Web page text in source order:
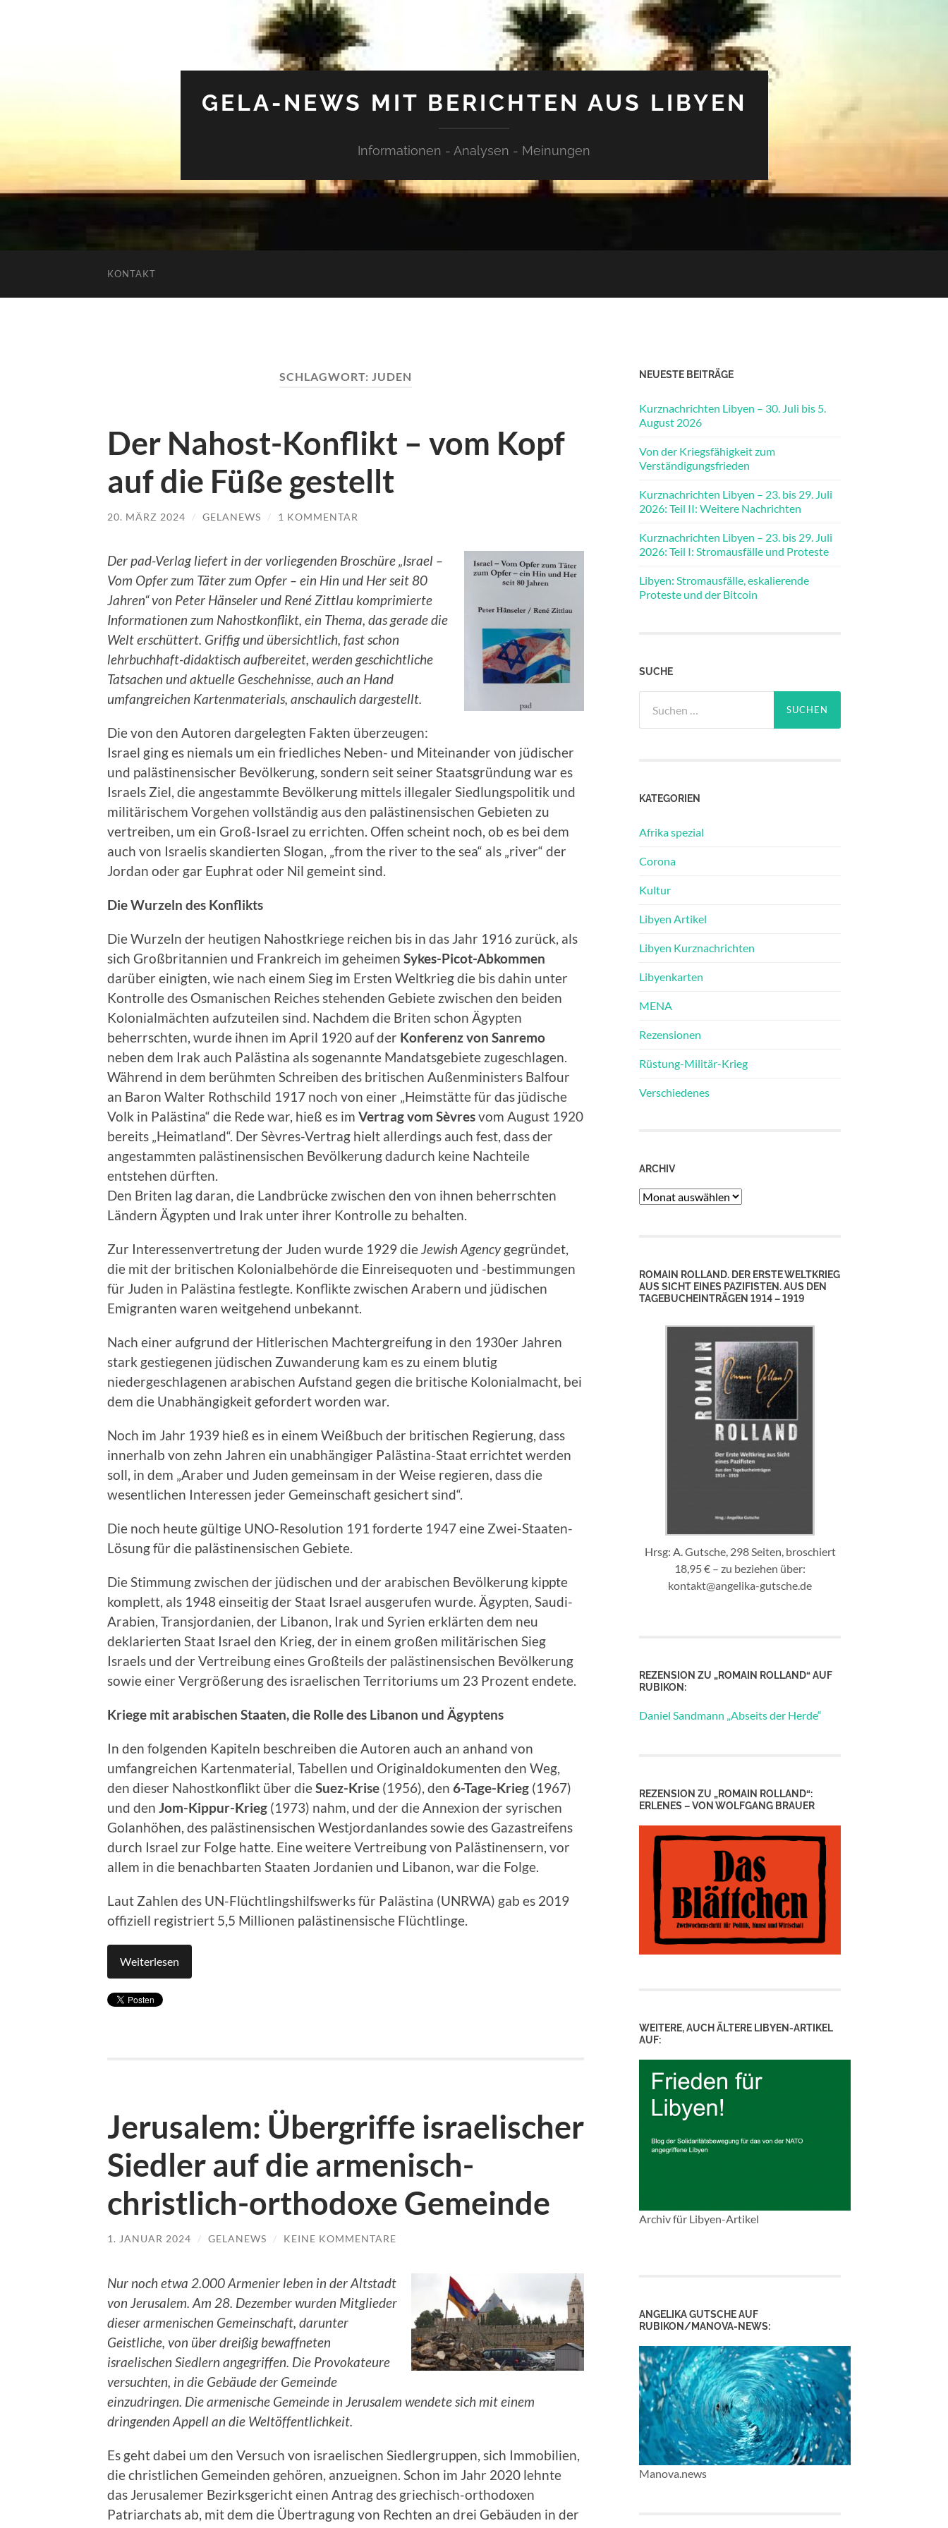
GELA-NEWS MIT BERICHTEN AUS LIBYEN
Informationen - Analysen - Meinungen
KONTAKT
SCHLAGWORT: JUDEN
Der Nahost-Konflikt – vom Kopf
auf die Füße gestellt
20. MÄRZ 2024 / GELANEWS / 1 KOMMENTAR
Der pad-Verlag liefert in der vorliegenden Broschüre „Israel –
Vom Opfer zum Täter zum Opfer – ein Hin und Her seit 80
Jahren“ von Peter Hänseler und René Zittlau komprimierte
Informationen zum Nahostkonflikt, ein Thema, das gerade die
Welt erschüttert. Griffig und übersichtlich, fast schon
lehrbuchhaft-didaktisch aufbereitet, werden geschichtliche
Tatsachen und aktuelle Geschehnisse, auch an Hand
umfangreichen Kartenmaterials, anschaulich dargestellt.
Die von den Autoren dargelegten Fakten überzeugen:
Israel ging es niemals um ein friedliches Neben- und Miteinander von jüdischer
und palästinensischer Bevölkerung, sondern seit seiner Staatsgründung war es
Israels Ziel, die angestammte Bevölkerung mittels illegaler Siedlungspolitik und
militärischem Vorgehen vollständig aus den palästinensischen Gebieten zu
vertreiben, um ein Groß-Israel zu errichten. Offen scheint noch, ob es bei dem
auch von Israelis skandierten Slogan, „from the river to the sea“ als „river“ der
Jordan oder gar Euphrat oder Nil gemeint sind.
Die Wurzeln des Konflikts
Die Wurzeln der heutigen Nahostkriege reichen bis in das Jahr 1916 zurück, als
sich Großbritannien und Frankreich im geheimen Sykes-Picot-Abkommen
darüber einigten, wie nach einem Sieg im Ersten Weltkrieg die bis dahin unter
Kontrolle des Osmanischen Reiches stehenden Gebiete zwischen den beiden
Kolonialmächten aufzuteilen sind. Nachdem die Briten schon Ägypten
beherrschten, wurde ihnen im April 1920 auf der Konferenz von Sanremo
neben dem Irak auch Palästina als sogenannte Mandatsgebiete zugeschlagen.
Während in dem berühmten Schreiben des britischen Außenministers Balfour
an Baron Walter Rothschild 1917 noch von einer „Heimstätte für das jüdische
Volk in Palästina“ die Rede war, hieß es im Vertrag vom Sèvresvom August 1920
bereits „Heimatland“. Der Sèvres-Vertrag hielt allerdings auch fest, dass der
angestammten palästinensischen Bevölkerung dadurch keine Nachteile
entstehen dürften.
Den Briten lag daran, die Landbrücke zwischen den von ihnen beherrschten
Ländern Ägypten und Irak unter ihrer Kontrolle zu behalten.
Zur Interessenvertretung der Juden wurde 1929 dieJewish Agencygegründet,
die mit der britischen Kolonialbehörde die Einreisequoten und -bestimmungen
für Juden in Palästina festlegte. Konflikte zwischen Arabern und jüdischen
Emigranten waren weitgehend unbekannt.
Nach einer aufgrund der Hitlerischen Machtergreifung in den 1930er Jahren
stark gestiegenen jüdischen Zuwanderung kam es zu einem blutig
niedergeschlagenen arabischen Aufstand gegen die britische Kolonialmacht, bei
dem die Unabhängigkeit gefordert worden war.
Noch im Jahr 1939 hieß es in einem Weißbuch der britischen Regierung, dass
innerhalb von zehn Jahren ein unabhängiger Palästina-Staat errichtet werden
soll, in dem „Araber und Juden gemeinsam in der Weise regieren, dass die
wesentlichen Interessen jeder Gemeinschaft gesichert sind“.
Die noch heute gültige UNO-Resolution 191 forderte 1947 eine Zwei-Staaten-
Lösung für die palästinensischen Gebiete.
Die Stimmung zwischen der jüdischen und der arabischen Bevölkerung kippte
komplett, als 1948 einseitig der Staat Israel ausgerufen wurde. Ägypten, Saudi-
Arabien, Transjordanien, der Libanon, Irak und Syrien erklärten dem neu
deklarierten Staat Israel den Krieg, der in einem großen militärischen Sieg
Israels und der Vertreibung eines Großteils der palästinensischen Bevölkerung
sowie einer Vergrößerung des israelischen Territoriums um 23 Prozent endete.
Kriege mit arabischen Staaten, die Rolle des Libanon und Ägyptens
In den folgenden Kapiteln beschreiben die Autoren auch an anhand von
umfangreichen Kartenmaterial, Tabellen und Originaldokumenten den Weg,
den dieser Nahostkonflikt über dieSuez-Krise (1956), den 6-Tage-Krieg (1967)
und den Jom-Kippur-Krieg (1973) nahm, und der die Annexion der syrischen
Golanhöhen, des palästinensischen Westjordanlandes sowie des Gazastreifens
durch Israel zur Folge hatte. Eine weitere Vertreibung von Palästinensern, vor
allem in die benachbarten Staaten Jordanien und Libanon, war die Folge.
Laut Zahlen des UN-Flüchtlingshilfswerks für Palästina (UNRWA) gab es 2019
offiziell registriert 5,5 Millionen palästinensische Flüchtlinge.
Weiterlesen
Jerusalem: Übergriffe israelischer
Siedler auf die armenisch-
christlich-orthodoxe Gemeinde
1. JANUAR 2024 / GELANEWS / KEINE KOMMENTARE
Nur noch etwa 2.000 Armenier leben in der Altstadt
von Jerusalem. Am 28. Dezember wurden Mitglieder
dieser armenischen Gemeinschaft, darunter
Geistliche, von über dreißig bewaffneten
israelischen Siedlern angegriffen. Die Provokateure
versuchten, in die Gebäude der Gemeinde
einzudringen. Die armenische Gemeinde in Jerusalem wendete sich mit einem
dringenden Appell an die Weltöffentlichkeit.
Es geht dabei um den Versuch von israelischen Siedlergruppen, sich Immobilien,
die christlichen Gemeinden gehören, anzueignen. Schon im Jahr 2020 lehnte
das Jerusalemer Bezirksgericht einen Antrag des griechisch-orthodoxen
Patriarchats ab, mit dem die Übertragung von Rechten an drei Gebäuden in der
NEUESTE BEITRÄGE
Kurznachrichten Libyen – 30. Juli bis 5.
August 2026
Von der Kriegsfähigkeit zum
Verständigungsfrieden
Kurznachrichten Libyen – 23. bis 29. Juli
2026: Teil II: Weitere Nachrichten
Kurznachrichten Libyen – 23. bis 29. Juli
2026: Teil I: Stromausfälle und Proteste
Libyen: Stromausfälle, eskalierende
Proteste und der Bitcoin
SUCHE
nach:
KATEGORIEN
Afrika spezial
Corona
Kultur
Libyen Artikel
Libyen Kurznachrichten
Libyenkarten
MENA
Rezensionen
Rüstung-Militär-Krieg
Verschiedenes
ARCHIV
Archiv
ROMAIN ROLLAND. DER ERSTE WELTKRIEG
AUS SICHT EINES PAZIFISTEN. AUS DEN
TAGEBUCHEINTRÄGEN 1914 – 1919
Hrsg: A. Gutsche, 298 Seiten, broschiert
18,95 € – zu beziehen über:
kontakt@angelika-gutsche.de
REZENSION ZU „ROMAIN ROLLAND“ AUF
RUBIKON:
Daniel Sandmann „Abseits der Herde“
REZENSION ZU „ROMAIN ROLLAND“:
ERLENES – VON WOLFGANG BRAUER
WEITERE, AUCH ÄLTERE LIBYEN-ARTIKEL
AUF:
Archiv für Libyen-Artikel
ANGELIKA GUTSCHE AUF
RUBIKON/MANOVA-NEWS:
Manova.news